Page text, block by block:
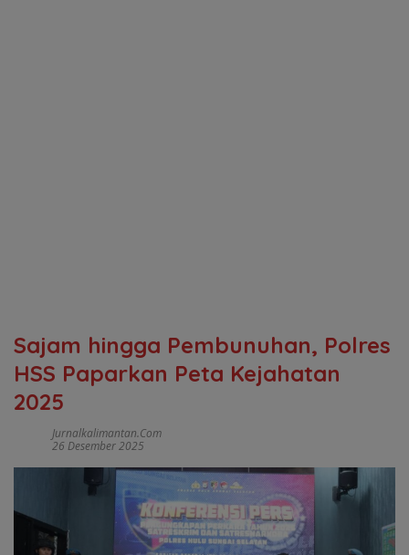
Sajam hingga Pembunuhan, Polres
HSS Paparkan Peta Kejahatan
2025
Jurnalkalimantan.com
26 Desember 2025